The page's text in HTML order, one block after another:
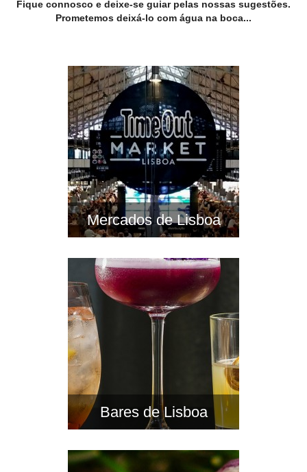
Fique connosco e deixe-se guiar pelas nossas sugestões.
Prometemos deixá-lo com água na boca...
Mercados de Lisboa
Bares de Lisboa